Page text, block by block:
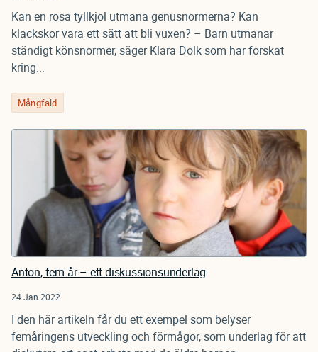
Kan en rosa tyllkjol utmana genusnormerna? Kan
klackskor vara ett sätt att bli vuxen? – Barn utmanar
ständigt könsnormer, säger Klara Dolk som har forskat
kring...
Mångfald
Anton, fem år – ett diskussionsunderlag
24 Jan 2022
I den här artikeln får du ett exempel som belyser
femåringens utveckling och förmågor, som underlag för att